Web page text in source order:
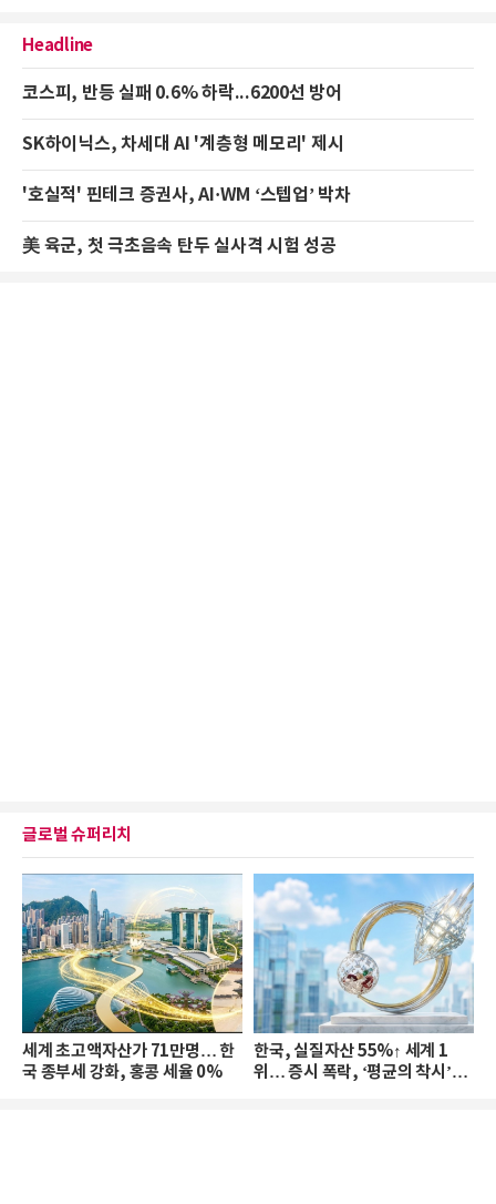
Headline
코스피, 반등 실패 0.6% 하락...6200선 방어
SK하이닉스, 차세대 AI '계층형 메모리' 제시
'호실적' 핀테크 증권사, AI·WM ‘스텝업’ 박차
美 육군, 첫 극초음속 탄두 실사격 시험 성공
글로벌 슈퍼리치
세계 초고액자산가 71만명… 한
국 종부세 강화, 홍콩 세율 0%
한국, 실질자산 55%↑ 세계 1
위… 증시 폭락, ‘평균의 착시’와